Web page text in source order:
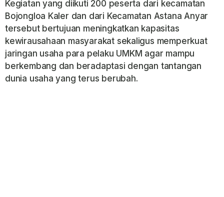
Kegiatan yang diikuti 200 peserta dari kecamatan
Bojongloa Kaler dan dari Kecamatan Astana Anyar
tersebut bertujuan meningkatkan kapasitas
kewirausahaan masyarakat sekaligus memperkuat
jaringan usaha para pelaku UMKM agar mampu
berkembang dan beradaptasi dengan tantangan
dunia usaha yang terus berubah.